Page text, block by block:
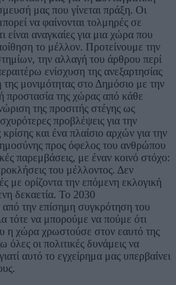
μας που γίνεται πράξη. Οι
να φαίνονται τολμηρές σε
αναγκαίες για μια χώρα που
το μέλλον. Προτείνουμε την
την αλλαγή του άρθρου περί
ενίσχυση της ανεξαρτησίας
μονιμότητας στο Δημόσιο με την
προστασία της χώρας από κάθε
της προσιτής στέγης ως
προβλέψεις για την
κρίσης και ένα πλαίσιο αρχών για την
προς όφελος του ανθρώπου
παρεμβάσεις, με έναν κοινό στόχο:
του μέλλοντος. Δεν
με ορίζοντα την επόμενη εκλογική
δεκαετία. Το 2030
την επίσημη συγκρότηση του
τότε να μπορούμε να πούμε ότι
η χώρα χρωστούσε στον εαυτό της
όλες οι πολιτικές δυνάμεις να
αυτό το εγχείρημα μας υπερβαίνει